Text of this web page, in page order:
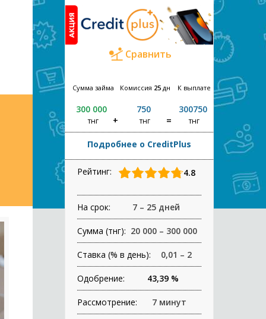
Сравнить
Сумма займа
300 000
тнг
Комиссия 25дн
750
тнг
К выплате
300750
тнг
Подробнее о CreditPlus
Рейтинг: 4.8
На срок: 7 – 25 дней
Сумма (тнг): 20 000 – 300 000
Ставка (% в день): 0,01 – 2
Одобрение: 43,39 %
Рассмотрение: 7 минут